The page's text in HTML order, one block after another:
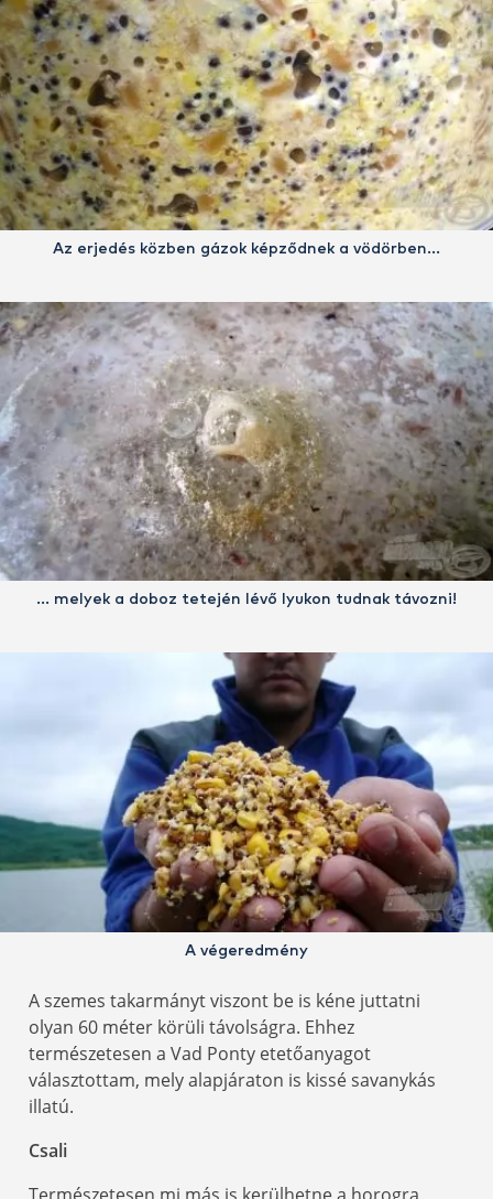
Az erjedés közben gázok képződnek a vödörben…
… melyek a doboz tetején lévő lyukon tudnak távozni!
A végeredmény
A szemes takarmányt viszont be is kéne juttatni
olyan 60 méter körüli távolságra. Ehhez
természetesen a Vad Ponty etetőanyagot
választottam, mely alapjáraton is kissé savanykás
illatú.
Csali
Természetesen mi más is kerülhetne a horogra,